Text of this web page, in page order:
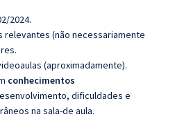
2024.
relevantes (não necessariamente
(aproximadamente).
conhecimentos
dificuldades e
na sala-de aula.